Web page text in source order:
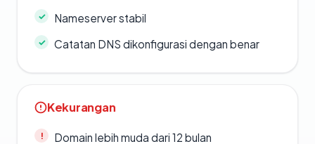
Nameserver stabil
Catatan DNS dikonfigurasi dengan benar
Kekurangan
Domain lebih muda dari 12 bulan